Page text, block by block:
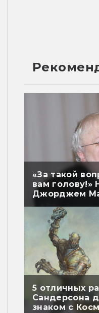
«За такой
вам голову!»
Джорджем
5 отличных
Сандерсона
знаком с